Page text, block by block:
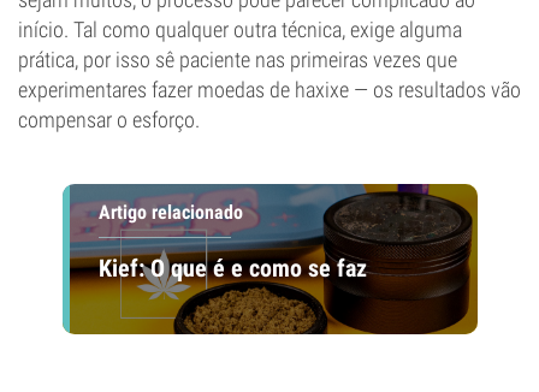
início. Tal como qualquer outra técnica, exige alguma
prática, por isso sê paciente nas primeiras vezes que
experimentares fazer moedas de haxixe — os resultados vão
compensar o esforço.
Artigo relacionado
Kief: O que é e como se faz